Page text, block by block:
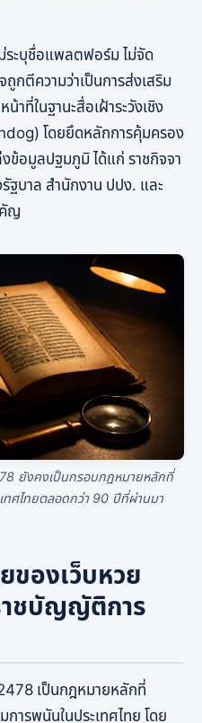
ระบุชื่อแพลตฟอร์ม ไม่จัด
ถูกตีความว่าเป็นการส่งเสริม
าที่ในฐานะสื่อเฝ้าระวังเชิง
โดยยึดหลักการคุ้มครอง
ข้อมูลปฐมภูมิ ได้แก่ ราชกิจจา
ฐบาล สำนักงาน ปปง. และ
ญ
ยังคงเป็นกรอบกฎหมายหลักที่
ทศไทยตลอดกว่า 90 ปีที่ผ่านมา
ของเว็บหวย
าชบัญญัติการ
เป็นกฎหมายหลักที่
ารพนันในประเทศไทย โดย